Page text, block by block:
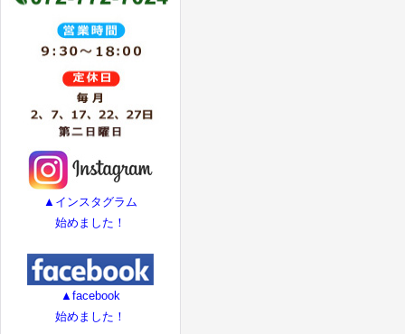
▲インスタグラム
始めました！
▲facebook
始めました！